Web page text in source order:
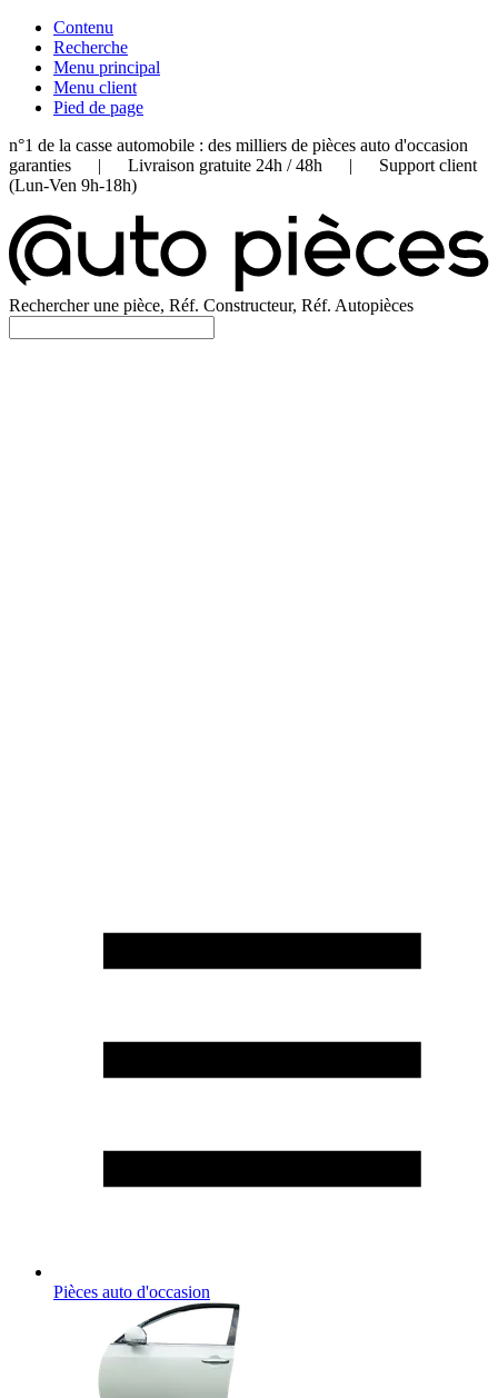
Contenu
Recherche
Menu principal
Menu client
Pied de page
n°1 de la casse automobile : des milliers de pièces auto d'occasion
garanties | Livraison gratuite 24h / 48h | Support client
(Lun-Ven 9h-18h)
Rechercher une pièce, Réf. Constructeur, Réf. Autopièces
Pièces auto d'occasion